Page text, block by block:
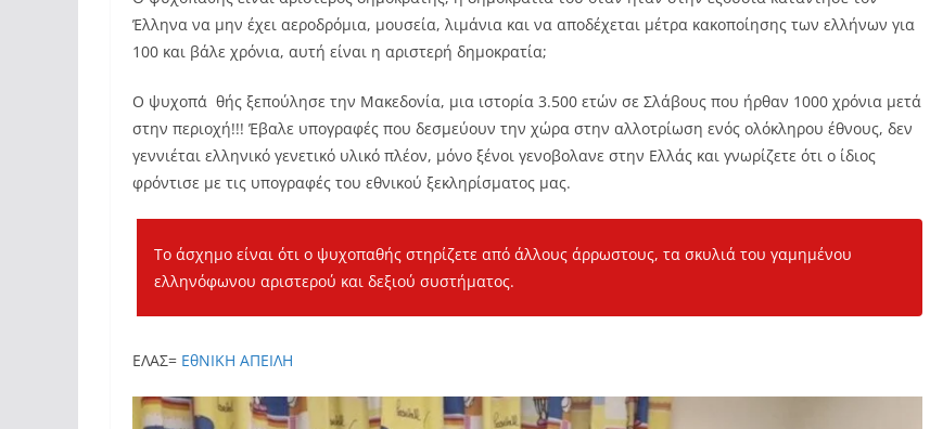
Έλληνα να μην έχει αεροδρόμια, μουσεία, λιμάνια και να αποδέχεται μέτρα κακοποίησης των ελλήνων για
100 και βάλε χρόνια, αυτή είναι η αριστερή δημοκρατία;
Ο ψυχοπα΄θής ξεπούλησε την Μακεδονία, μια ιστορία 3.500 ετών σε Σλάβους που ήρθαν 1000 χρόνια μετά
στην περιοχή!!! Έβαλε υπογραφές που δεσμεύουν την χώρα στην αλλοτρίωση ενός ολόκληρου έθνους, δεν
γεννιέται ελληνικό γενετικό υλικό πλέον, μόνο ξένοι γενοβολανε στην Ελλάς και γνωρίζετε ότι ο ίδιος
φρόντισε με τις υπογραφές του εθνικού ξεκληρίσματος μας.
Το άσχημο είναι ότι ο ψυχοπαθής στηρίζετε από άλλους άρρωστους, τα σκυλιά του γαμημένου
ελληνόφωνου αριστερού και δεξιού συστήματος.
ΕΛΑΣ= ΕθΝΙΚΗ ΑΠΕΙΛΗ